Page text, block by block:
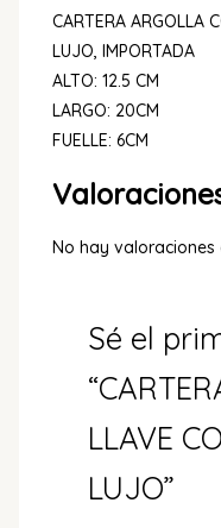
CARTERA ARGOLLA
LUJO, IMPORTADA
ALTO: 12.5 CM
LARGO: 20CM
FUELLE: 6CM
No hay valoraciones
Sé el
LLAVE
LUJO”